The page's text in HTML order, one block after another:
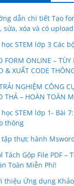
dẫn chi tiết Tạo
sửa, xóa và có
học STEM lớp 3 Các
FORM ONLINE –
& XUẤT CODE
NGHIỆM CÔNG
THẢ – HOÀN TOÀN
học STEM lớp 1- Bài
thông
tập thực hành
Tách Gộp File PDF –
Toàn Miễn Phí!
thiệu Ứng dụng